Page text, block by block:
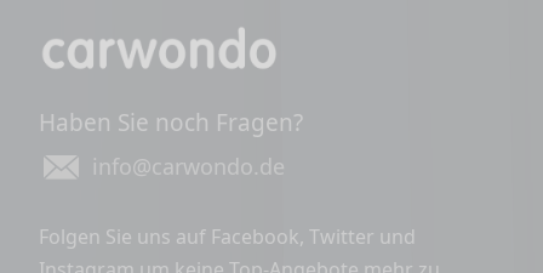
Haben Sie noch Fragen?
info@carwondo.de
Folgen Sie uns auf Facebook, Twitter und